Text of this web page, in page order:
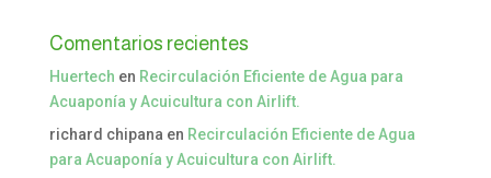
Comentarios recientes
Huertech en Recirculación Eficiente de Agua para
Acuaponía y Acuicultura con Airlift.
richard chipana en Recirculación Eficiente de Agua
para Acuaponía y Acuicultura con Airlift.